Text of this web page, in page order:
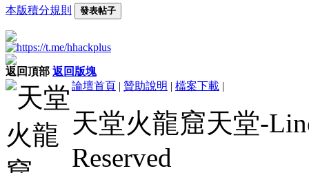
本版積分規則 發表帖子
返回頂部 返回版塊
論壇首頁 | 贊助說明 | 檔案下載 |
天堂火龍窟天堂-
Reserved